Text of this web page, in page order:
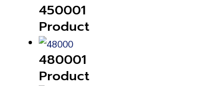
450001
Product
480001
Product